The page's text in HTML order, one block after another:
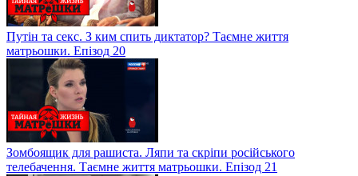
Путін та секс. З ким спить диктатор? Таємне життя
матрьошки. Епізод 20
Зомбоящик для рашиста. Ляпи та скріпи російського
телебачення. Таємне життя матрьошки. Епізод 21